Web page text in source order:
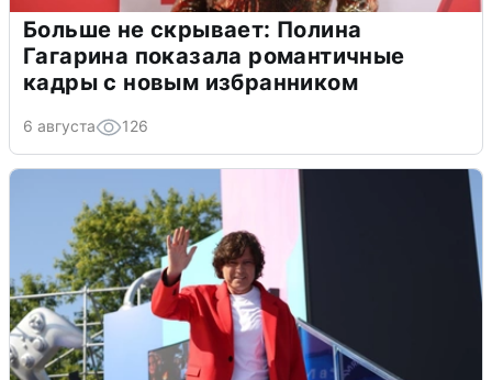
Больше не скрывает: Полина
Гагарина показала романтичные
кадры с новым избранником
6 августа 126